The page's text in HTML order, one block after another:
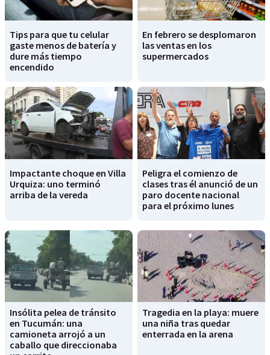
Tips para que tu celular
gaste menos de batería y
dure más tiempo
encendido
En febrero se desplomaron
las ventas en los
supermercados
Impactante choque en Villa
Urquiza: uno terminó
arriba de la vereda
Peligra el comienzo de
clases tras él anunció de un
paro docente nacional
para el próximo lunes
Insólita pelea de tránsito
en Tucumán: una
camioneta arrojó a un
caballo que direccionaba
Tragedia en la playa: muere
una niña tras quedar
enterrada en la arena